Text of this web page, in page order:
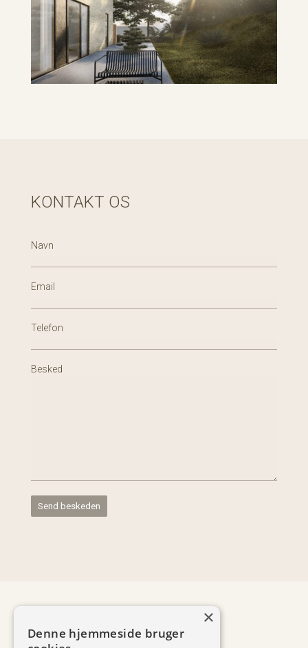
KONTAKT OS
Navn
Email
Telefon
Besked
+45 2044 9918
×
Denne hjemmeside bruger